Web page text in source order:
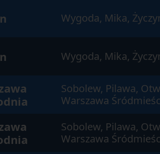
Wygoda, Mika,
Wygoda, Mika,
Sobolew, Pilawa,
Warszawa
Sobolew, Pilawa,
Warszawa